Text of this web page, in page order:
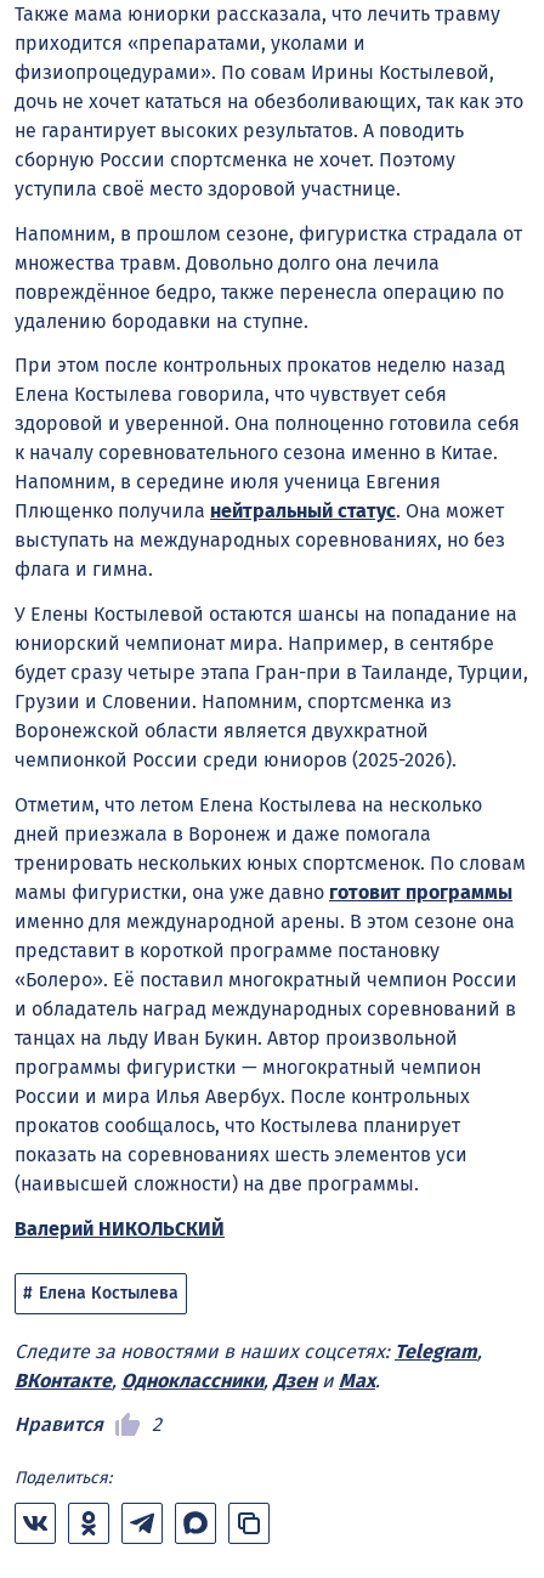
Также мама юниорки рассказала, что лечить травму
приходится «препаратами, уколами и
физиопроцедурами». По совам Ирины Костылевой,
дочь не хочет кататься на обезболивающих, так как это
не гарантирует высоких результатов. А поводить
сборную России спортсменка не хочет. Поэтому
уступила своё место здоровой участнице.
Напомним, в прошлом сезоне, фигуристка страдала от
множества травм. Довольно долго она лечила
повреждённое бедро, также перенесла операцию по
удалению бородавки на ступне.
При этом после контрольных прокатов неделю назад
Елена Костылева говорила, что чувствует себя
здоровой и уверенной. Она полноценно готовила себя
к началу соревновательного сезона именно в Китае.
Напомним, в середине июля ученица Евгения
Плющенко получила нейтральный статус. Она может
выступать на международных соревнованиях, но без
флага и гимна.
У Елены Костылевой остаются шансы на попадание на
юниорский чемпионат мира. Например, в сентябре
будет сразу четыре этапа Гран-при в Таиланде, Турции,
Грузии и Словении. Напомним, спортсменка из
Воронежской области является двухкратной
чемпионкой России среди юниоров (2025-2026).
Отметим, что летом Елена Костылева на несколько
дней приезжала в Воронеж и даже помогала
тренировать нескольких юных спортсменок. По словам
мамы фигуристки, она уже давно готовит программы
именно для международной арены. В этом сезоне она
представит в короткой программе постановку
«Болеро». Её поставил многократный чемпион России
и обладатель наград международных соревнований в
танцах на льду Иван Букин. Автор произвольной
программы фигуристки — многократный чемпион
России и мира Илья Авербух. После контрольных
прокатов сообщалось, что Костылева планирует
показать на соревнованиях шесть элементов уси
(наивысшей сложности) на две программы.
Валерий НИКОЛЬСКИЙ
Елена Костылева
Следите за новостями в наших соцсетях: Telegram,
ВКонтакте, Одноклассники, Дзени Max.
Нравится
2
Поделиться: